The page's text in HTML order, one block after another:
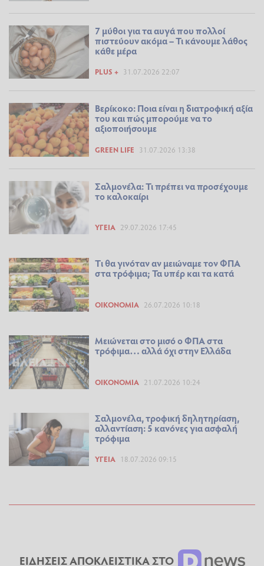
7 μύθοι για τα αυγά που πολλοί
πιστεύουν ακόμα – Τι κάνουμε λάθος
κάθε μέρα
PLUS + 31.07.2026 22:07
Βερίκοκο: Ποια είναι η διατροφική αξία
του και πώς μπορούμε να το
αξιοποιήσουμε
GREEN LIFE 31.07.2026 13:38
Σαλμονέλα: Τι πρέπει να προσέχουμε
το καλοκαίρι
ΥΓΕΊΑ 29.07.2026 17:45
Tι θα γινόταν αν μειώναμε τον ΦΠΑ
στα τρόφιμα; Τα υπέρ και τα κατά
ΟΙΚΟΝΟΜΊΑ 26.07.2026 10:18
Μειώνεται στο μισό ο ΦΠΑ στα
τρόφιμα… αλλά όχι στην Ελλάδα
ΟΙΚΟΝΟΜΊΑ 21.07.2026 10:24
Σαλμονέλα, τροφική δηλητηρίαση,
αλλαντίαση: 5 κανόνες για ασφαλή
τρόφιμα
ΥΓΕΊΑ 18.07.2026 09:15
ΕΙΔΗΣΕΙΣ ΑΠΟΚΛΕΙΣΤΙΚΑ ΣΤΟ